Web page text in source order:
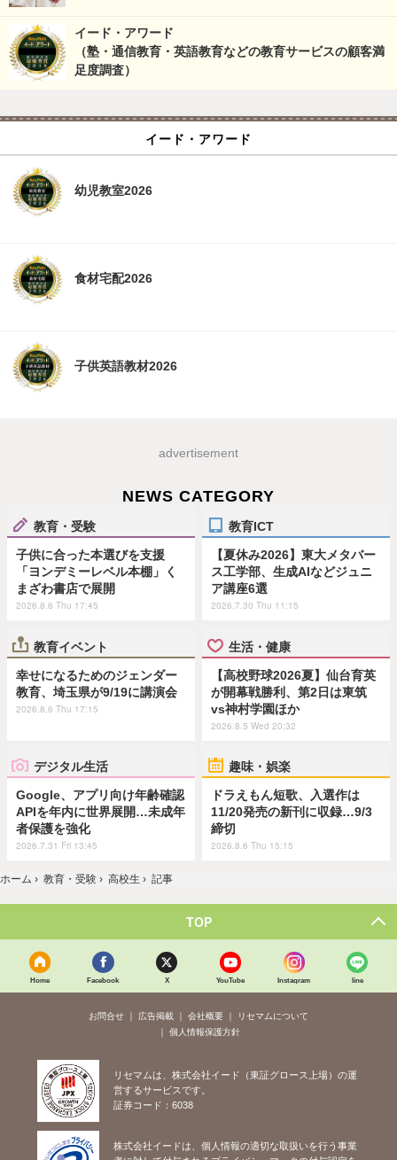
イード・アワード
（塾・通信教育・英語教育などの教育サービスの顧客満
足度調査）
イード・アワード
幼児教室2026
食材宅配2026
子供英語教材2026
advertisement
NEWS CATEGORY
教育・受験
子供に合った本選びを支援
「ヨンデミーレベル本棚」く
まざわ書店で展開
2026.8.6 Thu 17:45
教育ICT
【夏休み2026】東大メタバー
ス工学部、生成AIなどジュニ
ア講座6選
2026.7.30 Thu 11:15
教育イベント
幸せになるためのジェンダー
教育、埼玉県が9/19に講演会
2026.8.6 Thu 17:15
生活・健康
【高校野球2026夏】仙台育英
が開幕戦勝利、第2日は東筑
vs神村学園ほか
2026.8.5 Wed 20:32
デジタル生活
Google、アプリ向け年齢確認
APIを年内に世界展開…未成年
者保護を強化
2026.7.31 Fri 13:45
趣味・娯楽
ドラえもん短歌、入選作は
11/20発売の新刊に収録…9/3
締切
2026.8.6 Thu 15:15
ホーム › 教育・受験 › 高校生 › 記事
TOP
Home Facebook X YouTube Instagram line
お問合せ 広告掲載 会社概要
リセマムについて
個人情報保護方針
リセマムは、株式会社イード（東証グロース上場）の運
営するサービスです。
証券コード：6038
株式会社イードは、個人情報の適切な取扱いを行う事業